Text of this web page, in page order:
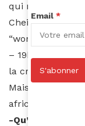
qui nous
Cheick Omar,
“world music”
– 19h : Défilé de
la créatrice Tene
Mais aussi :
africaines…
-Qu’attendez-
Email *
S'abonner